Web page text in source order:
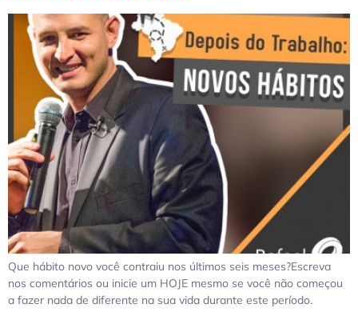
Que hábito novo você contraiu nos últimos seis meses?Escreva
nos comentários ou inicie um HOJE mesmo se você não começou
a fazer nada de diferente na sua vida durante este período.